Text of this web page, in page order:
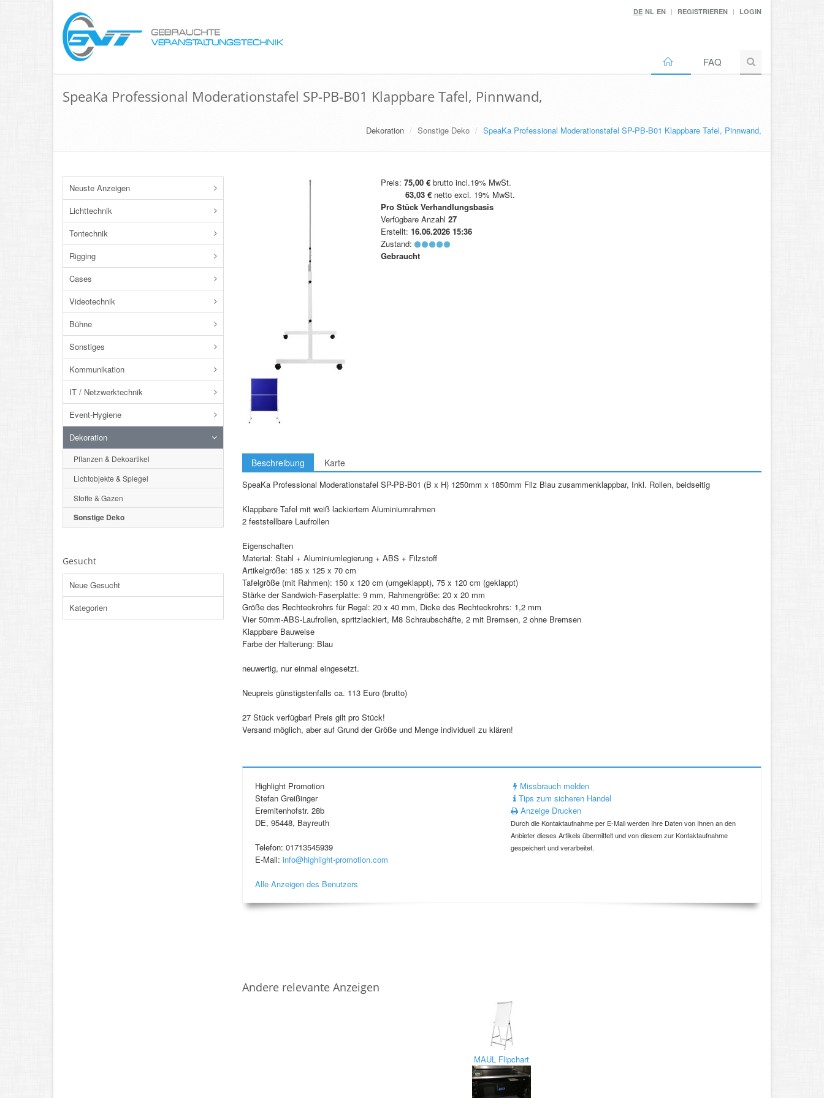
DE NL EN REGISTRIEREN LOGIN
FAQ
SpeaKa Professional Moderationstafel SP-PB-B01 Klappbare Tafel, Pinnwand,
Dekoration Sonstige Deko SpeaKa Professional Moderationstafel SP-PB-B01 Klappbare Tafel, Pinnwand,
Neuste Anzeigen
Lichttechnik
Tontechnik
Rigging
Cases
Videotechnik
Bühne
Sonstiges
Kommunikation
IT / Netzwerktechnik
Event-Hygiene
Dekoration
Pflanzen & Dekoartikel
Lichtobjekte & Spiegel
Stoffe & Gazen
Sonstige Deko
Gesucht
Neue Gesucht
Kategorien
Preis:75,00 € brutto incl.19% MwSt.
63,03 € netto excl. 19% MwSt.
Pro Stück Verhandlungsbasis
Verfügbare Anzahl27
Erstellt:16.06.2026 15:36
Zustand:
Gebraucht
Beschreibung Karte
SpeaKa Professional Moderationstafel SP-PB-B01 (B x H) 1250mm x 1850mm Filz Blau zusammenklappbar, Inkl. Rollen, beidseitig
Klappbare Tafel mit weiß lackiertem Aluminiumrahmen
2 feststellbare Laufrollen
Eigenschaften
Material: Stahl + Aluminiumlegierung + ABS + Filzstoff
Artikelgröße: 185 x 125 x 70 cm
Tafelgröße (mit Rahmen): 150 x 120 cm (umgeklappt), 75 x 120 cm (geklappt)
Stärke der Sandwich-Faserplatte: 9 mm, Rahmengröße: 20 x 20 mm
Größe des Rechteckrohrs für Regal: 20 x 40 mm, Dicke des Rechteckrohrs: 1,2 mm
Vier 50mm-ABS-Laufrollen, spritzlackiert, M8 Schraubschäfte, 2 mit Bremsen, 2 ohne Bremsen
Klappbare Bauweise
Farbe der Halterung: Blau
neuwertig, nur einmal eingesetzt.
Neupreis günstigstenfalls ca. 113 Euro (brutto)
27 Stück verfügbar! Preis gilt pro Stück!
Versand möglich, aber auf Grund der Größe und Menge individuell zu klären!
Highlight Promotion
Stefan Greißinger
Eremitenhofstr. 28b
DE, 95448, Bayreuth
Telefon: 01713545939
E-Mail: info@highlight-promotion.com
Alle Anzeigen des Benutzers
Missbrauch melden
Tips zum sicheren Handel
Anzeige Drucken
Durch die Kontaktaufnahme per E-Mail werden Ihre Daten von Ihnen an den
Anbieter dieses Artikels übermittelt und von diesem zur Kontaktaufnahme
gespeichert und verarbeitet.
Andere relevante Anzeigen
MAUL Flipchart